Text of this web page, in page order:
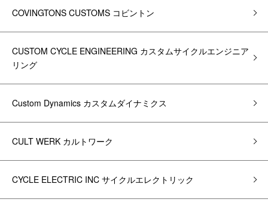
COVINGTONS CUSTOMS コビントン
CUSTOM CYCLE ENGINEERING カスタムサイクルエンジニア
リング
Custom Dynamics カスタムダイナミクス
CULT WERK カルトワーク
CYCLE ELECTRIC INC サイクルエレクトリック